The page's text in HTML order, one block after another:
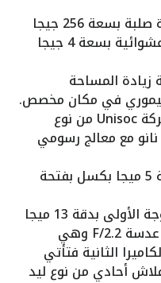
– الإصدار الرابع يأتي بذاكرة صلبة بسعة 256 جيجا
بايت eMMC 5.1 مع ذاكرة عشوائية بسعة 4 جيجا
زيادة المساحة
في مكان مخصص.
يأتي الهاتف بمعالج من شركة Unisoc من نوع
Tiger T612 بتكنولوجيا 12 نانو مع معالج رسومي
الكاميرا الأمامية تأتي بدقة 5 ميجا بكسل بفتحة
الكاميرا الخلفية تأتي مزدوجة الأولى بدقة 13 ميجا
بكسل بفتحة عدسة بفتحة عدسة F/2.2 وهي
الثانية فتأتي
مع فلاش أحادي من نوع ليد